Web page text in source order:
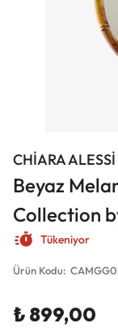
CHİARA ALESSİ
Beyaz
Collection
Tükeniyor
Ürün Kodu:
₺ 899,00